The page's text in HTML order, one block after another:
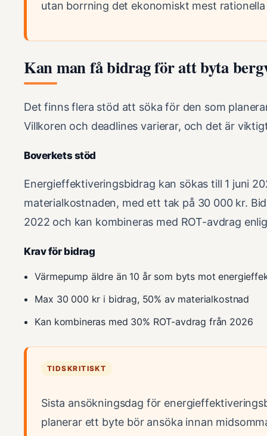
utan borrning det ekonomiskt mest
Kan man få bidrag för att byta
Det finns flera stöd att söka för den som
Villkoren och deadlines varierar, och det är
Boverkets stöd
Energieffektiveringsbidrag kan sökas till 1 juni
materialkostnaden, med ett tak på 30 000 kr.
2022 och kan kombineras med ROT-avdrag
Krav för bidrag
Värmepump äldre än 10 år som byts mot
Max 30 000 kr i bidrag, 50% av materialkostnad
Kan kombineras med 30% ROT-avdrag från 2026
TIDSKRITISKT
Sista ansökningsdag för
planerar ett byte bör ansöka innan